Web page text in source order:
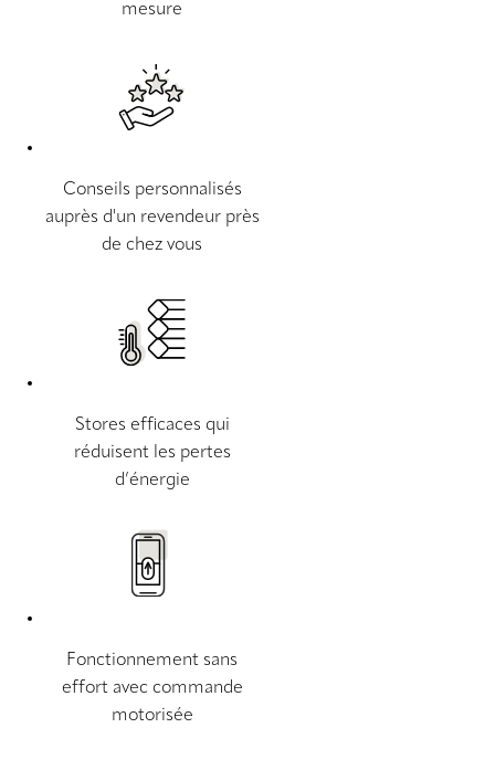
mesure
Conseils personnalisés
auprès d'un revendeur près
de chez vous
Stores efficaces qui
réduisent les pertes
d’énergie
Fonctionnement sans
effort avec commande
motorisée